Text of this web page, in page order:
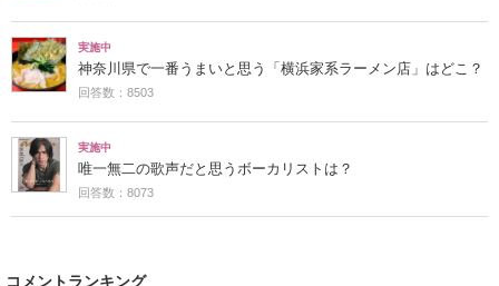
実施中
神奈川県で一番うまいと思う「横浜家系ラーメン店」はどこ？
回答数：8503
実施中
唯一無二の歌声だと思うボーカリストは？
回答数：8073
コメントランキング